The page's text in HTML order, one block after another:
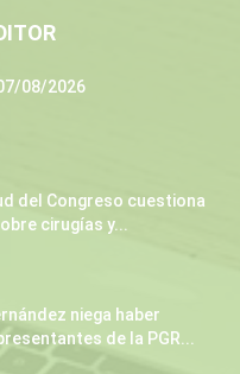
08/2026
del Congreso cuestiona
cirugías y...
niega haber
de la PGR...